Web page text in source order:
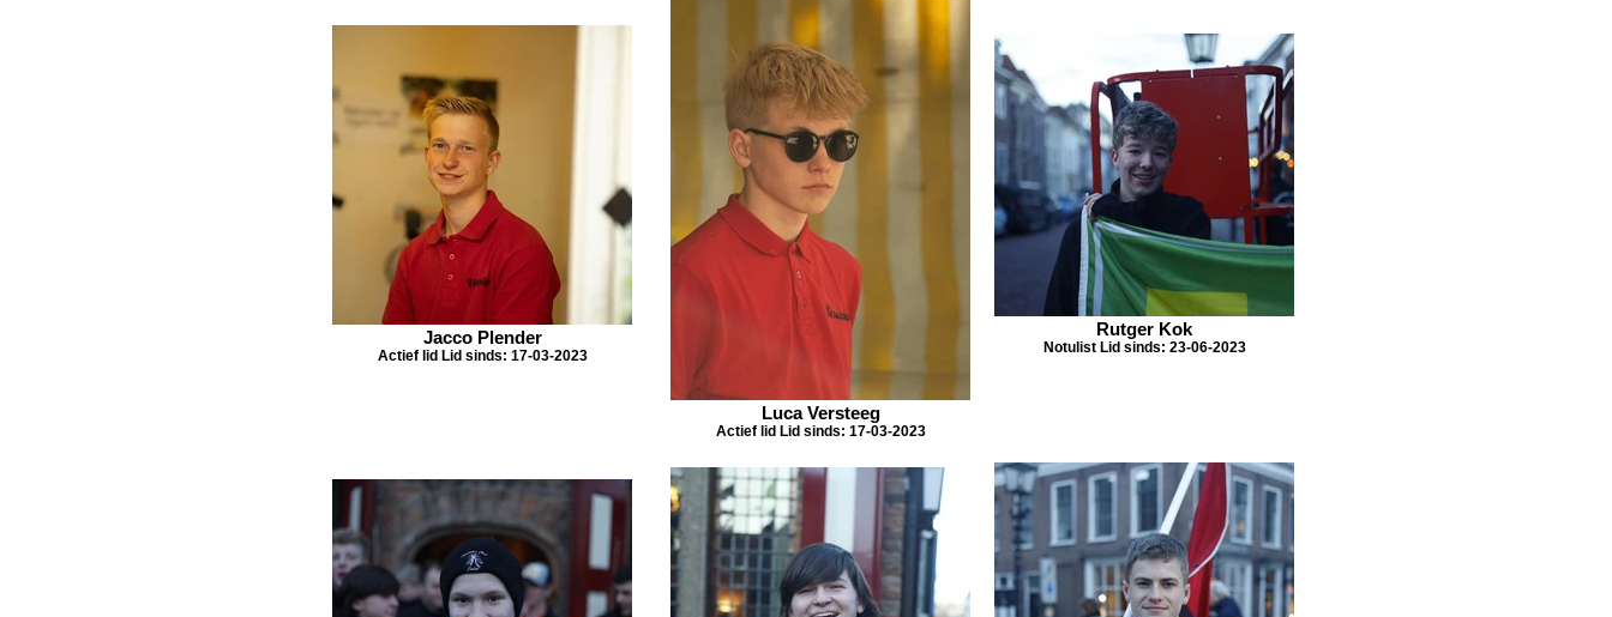
Jacco Plender
Actief lid Lid sinds: 17-03-2023
Luca Versteeg
Actief lid Lid sinds: 17-03-2023
Rutger Kok
Notulist Lid sinds: 23-06-2023